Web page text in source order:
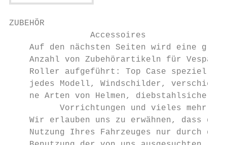
ZUBEHÖR
                Accessoires
Auf den nächsten Seiten wird eine
    Anzahl von Zubehörartikeln für Vespa
Roller aufgeführt: Top Case speziell
    jedes Modell, Windschilder, verschiede-
    ne Arten von Helmen, diebstahlsichere
          Vorrichtungen und vieles mehr.
    Wir erlauben uns zu erwähnen, dass die
    Nutzung Ihres Fahrzeuges nur durch die